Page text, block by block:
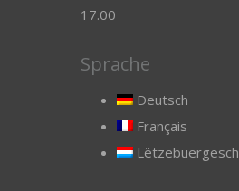
17.00
Sprache
Deutsch
Français
Lëtzebuergesch